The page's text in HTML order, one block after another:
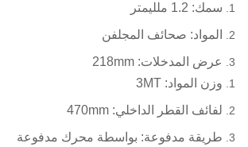
سمك: 1.2 ملليمتر
المواد: صحائف المجلفن
عرض المدخلات: 218mm
وزن المواد: 3MT
لفائف القطر الداخلي: 470mm
طريقة مدفوعة: بواسطة محرك مدفوعة